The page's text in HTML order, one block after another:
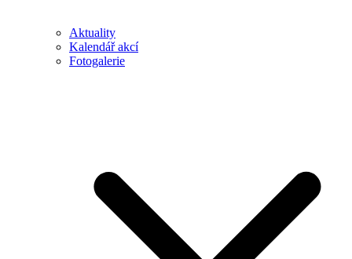
Aktuality
Kalendář akcí
Fotogalerie